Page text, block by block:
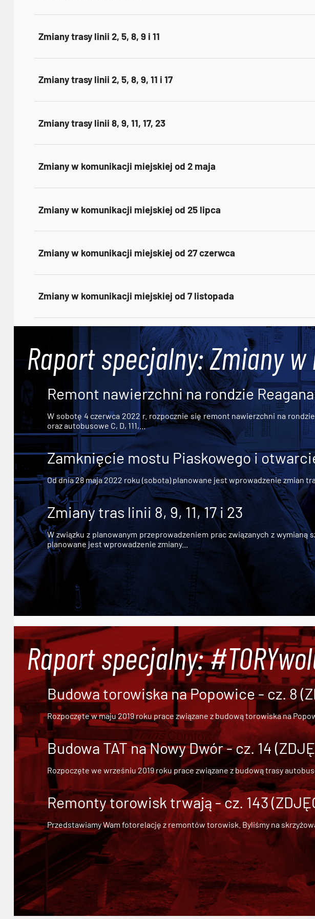
Zmiany trasy linii 2, 5, 8, 9 i 11
Zmiany trasy linii 2, 5, 8, 9, 11 i 17
Zmiany trasy linii 8, 9, 11, 17, 23
Zmiany w komunikacji miejskiej od 2 maja
Zmiany w komunikacji miejskiej od 25 lipca
Zmiany w komunikacji miejskiej od 27 czerwca
Zmiany w komunikacji miejskiej od 7 listopada
Raport specjalny: Zmiany
Remont nawierzchni na rondzie Reagana
W sobotę 4 czerwca 2022 r. rozpocznie się remont nawierzchni na
oraz autobusowe C, D, 111,...
Zamknięcie mostu Piaskowego i
Od dnia 28 maja 2022 roku (sobota) planowane jest wprowadzenie zmian
Zmiany tras linii 8, 9, 11, 17 i 23
W związku z planowanym przeprowadzeniem prac związanych z
planowane jest wprowadzenie zmiany...
Raport specjalny:
Budowa torowiska na Popowice - cz. 8
Rozpoczęte w maju 2019 roku prace związane z budową torowiska na
Budowa TAT na Nowy Dwór - cz. 14
Rozpoczęte we wrześniu 2019 roku prace związane zbudową trasy
Remonty torowisk trwają - cz. 143
Przedstawiamy Wam fotorelację z remontów torowisk. Byliśmy na